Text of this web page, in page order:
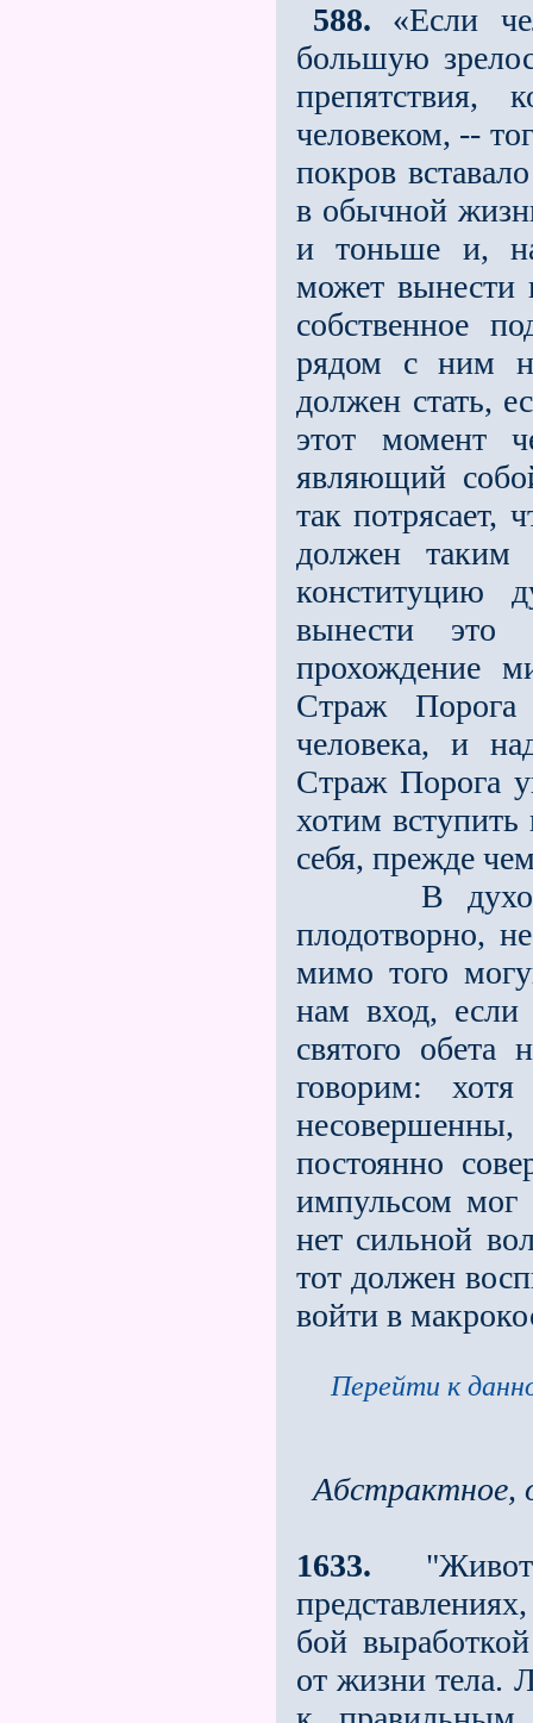
588. «Если
большую
препятствия,
человеком, --
покров
в обычной
и тоньше и,
может вынести
собственное
рядом с ним
должен стать,
этот момент
являющий
так потрясает,
должен таким
конституцию
вынести это
прохождение
Страж
человека, и
Страж Порога
хотим
себя, прежде
В
плодотворно,
мимо того
нам вход,
святого
говорим:
постоянно
импульсом
нет сильной
тот должен
войти в
Перейти к
Абстрактное,
1633.
бой
от жизни тела.